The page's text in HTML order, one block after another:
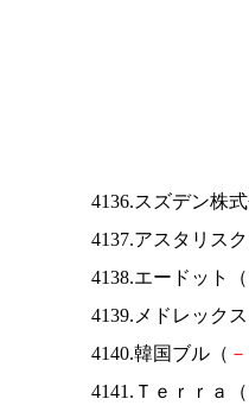
4136.スズデン株
4137.アスタリス
4138.エードット（
4139.メドレック
4140.韓国ブル（ －
4141.Ｔｅｒｒａ（